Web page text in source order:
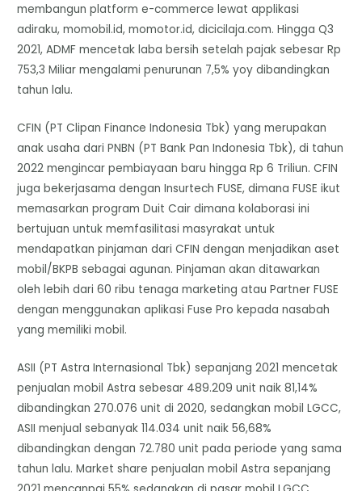
membangun platform e-commerce lewat applikasi
adiraku, momobil.id, momotor.id, dicicilaja.com. Hingga Q3
2021, ADMF mencetak laba bersih setelah pajak sebesar Rp
753,3 Miliar mengalami penurunan 7,5% yoy dibandingkan
tahun lalu.
CFIN (PT Clipan Finance Indonesia Tbk) yang merupakan
anak usaha dari PNBN (PT Bank Pan Indonesia Tbk), di tahun
2022 mengincar pembiayaan baru hingga Rp 6 Triliun. CFIN
juga bekerjasama dengan Insurtech FUSE, dimana FUSE ikut
memasarkan program Duit Cair dimana kolaborasi ini
bertujuan untuk memfasilitasi masyrakat untuk
mendapatkan pinjaman dari CFIN dengan menjadikan aset
mobil/BKPB sebagai agunan. Pinjaman akan ditawarkan
oleh lebih dari 60 ribu tenaga marketing atau Partner FUSE
dengan menggunakan aplikasi Fuse Pro kepada nasabah
yang memiliki mobil.
ASII (PT Astra Internasional Tbk) sepanjang 2021 mencetak
penjualan mobil Astra sebesar 489.209 unit naik 81,14%
dibandingkan 270.076 unit di 2020, sedangkan mobil LGCC,
ASII menjual sebanyak 114.034 unit naik 56,68%
dibandingkan dengan 72.780 unit pada periode yang sama
tahun lalu. Market share penjualan mobil Astra sepanjang